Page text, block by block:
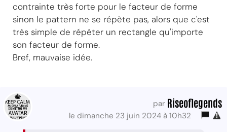
contrainte très forte pour le facteur de forme
sinon le pattern ne se répète pas, alors que c'est
très simple de répéter un rectangle qu'importe
son facteur de forme.
Bref, mauvaise idée.
par Riseoflegends
le dimanche 23 juin 2024 à 10h32